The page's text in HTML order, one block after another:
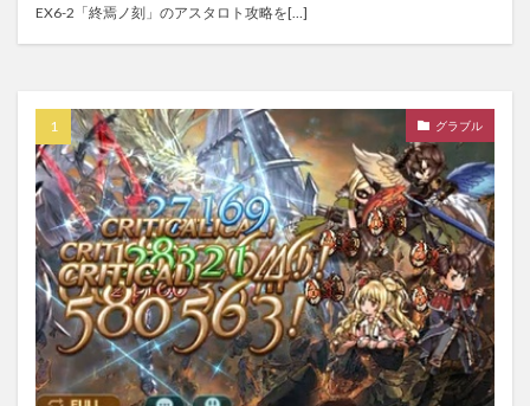
EX6-2「終焉ノ刻」のアスタロト攻略を[…]
グラブル